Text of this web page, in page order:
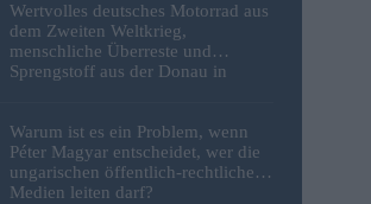
Wertvolles deutsches Motorrad aus
dem Zweiten Weltkrieg,
menschliche Überreste und
Sprengstoff aus der Donau in
Warum ist es ein Problem, wenn
Péter Magyar entscheidet, wer die
ungarischen öffentlich-rechtlichen
Medien leiten darf?